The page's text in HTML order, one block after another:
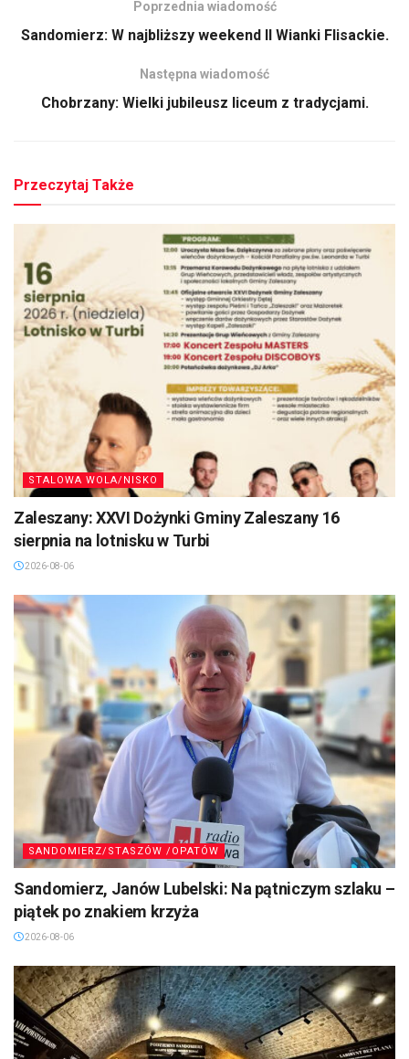
Poprzednia wiadomość
Sandomierz: W najbliższy weekend II Wianki Flisackie.
Następna wiadomość
Chobrzany: Wielki jubileusz liceum z tradycjami.
Przeczytaj Także
STALOWA WOLA/NISKO
Zaleszany: XXVI Dożynki Gminy Zaleszany 16
sierpnia na lotnisku w Turbi
2026-08-06
SANDOMIERZ/STASZÓW /OPATÓW
Sandomierz, Janów Lubelski: Na pątniczym szlaku –
piątek po znakiem krzyża
2026-08-06